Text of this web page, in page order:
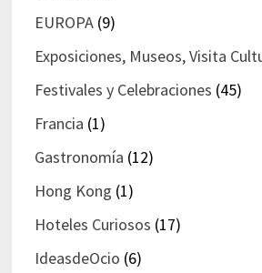
EUROPA(9)
Exposiciones, Museos, Visita
Festivales y Celebraciones (45)
Francia (1)
Gastronomía (12)
Hong Kong (1)
Hoteles Curiosos (17)
IdeasdeOcio (6)